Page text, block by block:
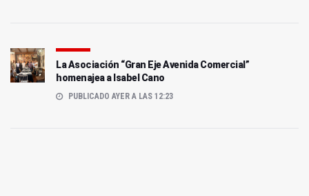
La Asociación “Gran Eje Avenida Comercial”
homenajea a Isabel Cano
PUBLICADO AYER A LAS 12:23